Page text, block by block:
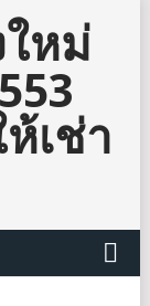
ใหม่
เช่า